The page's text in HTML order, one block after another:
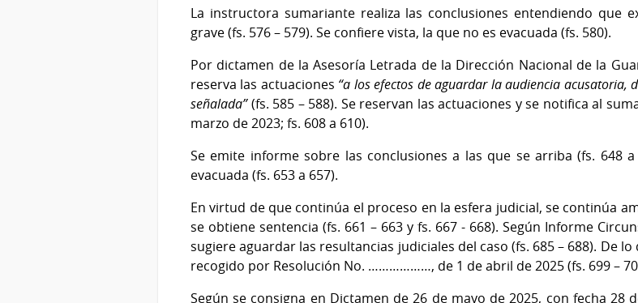
La instructora sumariante realiza las conclusiones entendiendo que
grave (fs. 576 – 579). Se confiere vista, la que no es evacuada (fs. 580).
Por dictamen de la Asesoría Letrada de la Dirección Nacional de la
reserva las actuaciones “a los efectos de aguardar la audiencia acusatoria,
señalada”(fs. 585 – 588). Se reservan las actuaciones y se notifica al
marzo de 2023; fs. 608 a 610).
Se emite informe sobre las conclusiones a las que se arriba (fs. 648
evacuada (fs. 653 a 657).
En virtud de que continúa el proceso en la esfera judicial, se continúa
se obtiene sentencia (fs. 661 – 663 y fs. 667 - 668). Según Informe
sugiere aguardar las resultancias judiciales del caso (fs. 685 – 688). De
recogido por Resolución No. ………………, de 1 de abril de 2025 (fs. 699 –
Según se consigna en Dictamen de 26 de mayo de 2025, con fecha 28